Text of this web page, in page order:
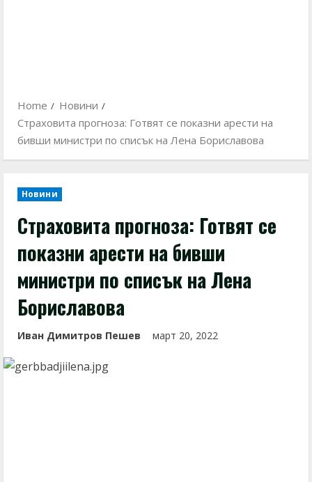
Home
Новини
Страховита прогноза: Готвят се показни арести на
бивши министри по списък на Лена Бориславова
Новини
Страховита прогноза: Готвят се
показни арести на бивши
министри по списък на Лена
Бориславова
Иван Димитров Пешев март 20, 2022